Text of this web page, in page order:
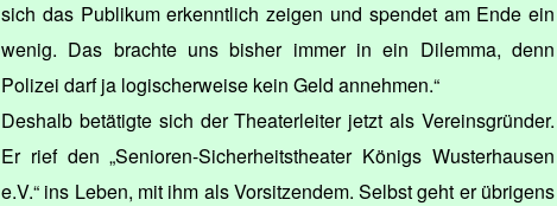
sich das Publikum erkenntlich zeigen und spendet am Ende ein
wenig. Das brachte uns bisher immer in ein Dilemma, denn
Polizei darf ja logischerweise kein Geld annehmen.“
Deshalb betätigte sich der Theaterleiter jetzt als Vereinsgründer.
Er rief den „Senioren-Sicherheitstheater Königs Wusterhausen
e.V.“ ins Leben, mit ihm als Vorsitzendem. Selbst geht er übrigens